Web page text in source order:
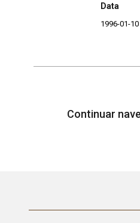
Data
1996-01-10
Continuar